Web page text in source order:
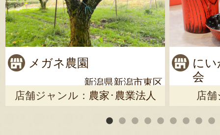
メガネ農園
新潟県新潟市東区
店舗ジャンル： 農家･農業法人
に
会
店